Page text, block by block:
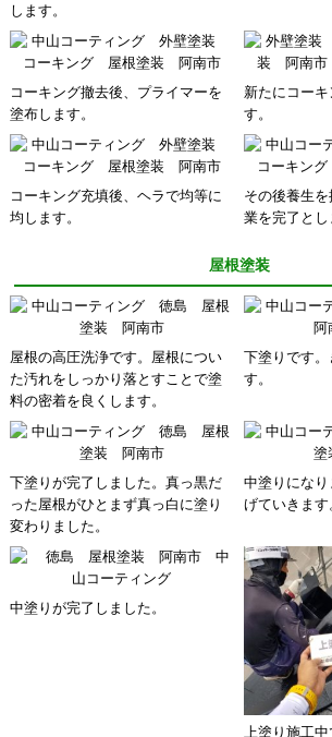
します。
コーキング撤去後、プライマーを
塗布します。
新たにコー
す。
コーキング充填後、ヘラで均等に
均します。
その後養生
業を完了とし
屋根塗装
屋根の高圧洗浄です。屋根につい
た汚れをしっかり落とすことで塗
料の密着を良くします。
下塗りです。
す。
下塗りが完了しました。真っ黒だ
った屋根がひとまず真っ白に塗り
変わりました。
中塗りにな
げていきます
中塗りが完了しました。
上塗り施工